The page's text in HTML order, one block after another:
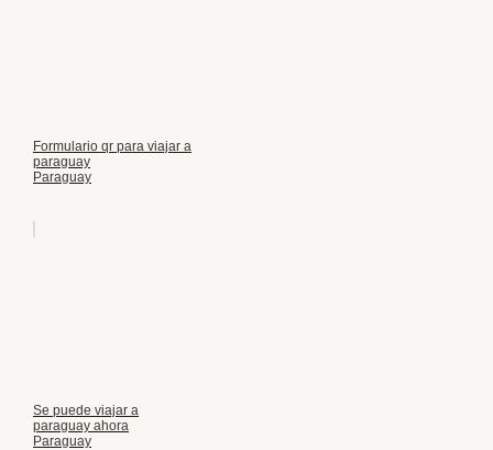
Formulario qr para viajar a
paraguay
Paraguay
Se puede viajar a
paraguay ahora
Paraguay